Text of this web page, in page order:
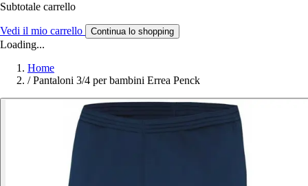
Subtotale carrello
Vedi il mio carrello Continua lo shopping
Loading...
Home
/ Pantaloni 3/4 per bambini Errea Penck